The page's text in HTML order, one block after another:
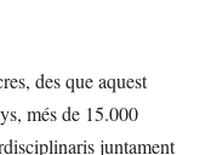
des que aquest
més de 15.000
juntament